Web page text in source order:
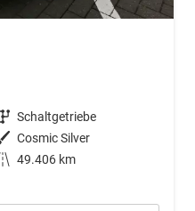
Getriebe Schaltgetriebe
Außenfarbe Cosmic Silver
Kilometerstand 49.406 km